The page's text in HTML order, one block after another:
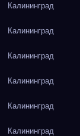
Калининград
Калининград
Калининград
Калининград
Калининград
Калининград